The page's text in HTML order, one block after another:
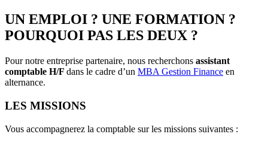
UN EMPLOI ? UNE FORMATION ?
POURQUOI PAS LES DEUX ?
Pour notre entreprise partenaire, nous recherchons assistant
comptable H/F dans le cadre d’un MBA Gestion Finance en
alternance.
LES MISSIONS
Vous accompagnerez la comptable sur les missions suivantes :